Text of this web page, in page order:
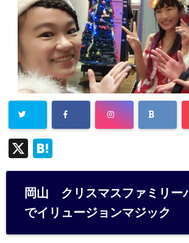
X
at
e
n
a
岡山 クリスマスファミリー
でイリュージョンマジック